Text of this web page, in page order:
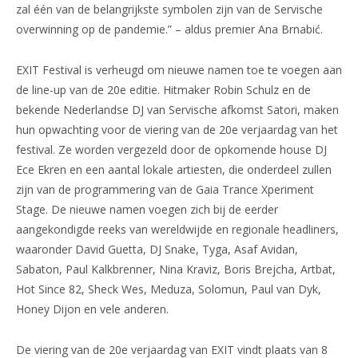
zal één van de belangrijkste symbolen zijn van de Servische
overwinning op de pandemie.” – aldus premier Ana Brnabić.
EXIT Festival is verheugd om nieuwe namen toe te voegen aan
de line-up van de 20e editie. Hitmaker Robin Schulz en de
bekende Nederlandse DJ van Servische afkomst Satori, maken
hun opwachting voor de viering van de 20e verjaardag van het
festival. Ze worden vergezeld door de opkomende house DJ
Ece Ekren en een aantal lokale artiesten, die onderdeel zullen
zijn van de programmering van de Gaia Trance Xperiment
Stage. De nieuwe namen voegen zich bij de eerder
aangekondigde reeks van wereldwijde en regionale headliners,
waaronder David Guetta, DJ Snake, Tyga, Asaf Avidan,
Sabaton, Paul Kalkbrenner, Nina Kraviz, Boris Brejcha, Artbat,
Hot Since 82, Sheck Wes, Meduza, Solomun, Paul van Dyk,
Honey Dijon en vele anderen.
De viering van de 20e verjaardag van EXIT vindt plaats van 8